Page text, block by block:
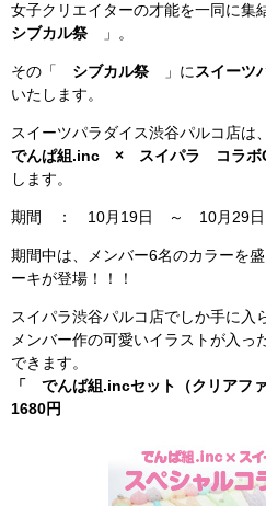
女子クリエイターの才能を一同に
シブカル祭
」。
その「 シブカル祭 」に スイーツ
いたします。
スイーツパラダイス渋谷パルコ店は、
でんぱ組.inc × スイパラ コラボ
します。
期間 ： 10月19日 ～ 10月29日
期間中は、メンバー6名のカラーを
ーキが登場！！！
スイパラ渋谷パルコ店でしか手に入
メンバー作の可愛いイラストが入っ
できます。
「 でんば組.incセット（クリア
1680円